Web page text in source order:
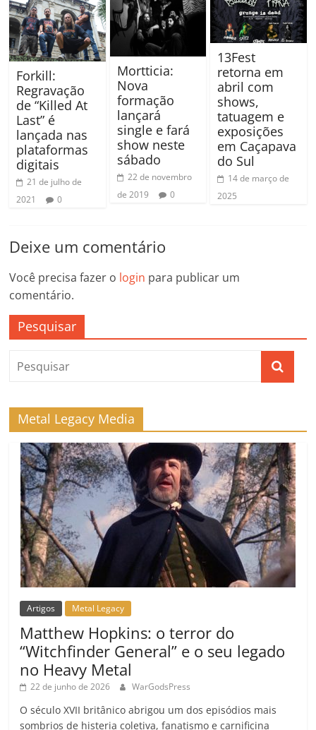
Forkill:
Regravação
de “Killed At
Last” é
lançada nas
plataformas
digitais
21 de julho de
2021
0
Mortticia:
Nova
formação
lançará
single e fará
show neste
sábado
22 de novembro
de 2019
0
13Fest
retorna em
abril com
shows,
tatuagem e
exposições
em Caçapava
do Sul
14 de março de
2025
Deixe um comentário
Você precisa fazer o login para publicar um
comentário.
Pesquisar
Metal Legacy Media
Artigos Metal Legacy
Matthew Hopkins: o terror do
“Witchfinder General” e o seu legado
no Heavy Metal
22 de junho de 2026 WarGodsPress
O século XVII britânico abrigou um dos episódios mais
sombrios de histeria coletiva, fanatismo e carnificina